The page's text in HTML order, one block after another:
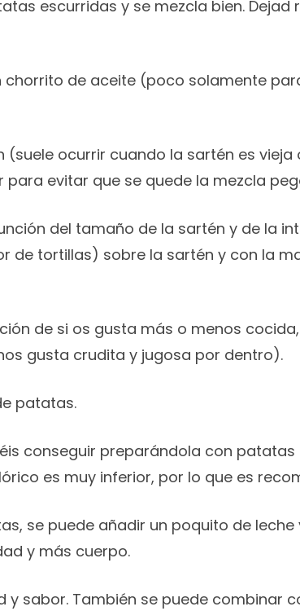
escurridas y se mezcla bien.
chorrito de aceite (poco solamente
ocurrir cuando la sartén es
evitar que se quede la mezcla
del tamaño de la sartén y de la
de tortillas) sobre la sartén y con la
de si os gusta más o menos
gusta crudita y jugosa por dentro).
patatas.
conseguir preparándola con
es muy inferior, por lo que es
se puede añadir un poquito de
y más cuerpo.
y sabor. También se puede combinar